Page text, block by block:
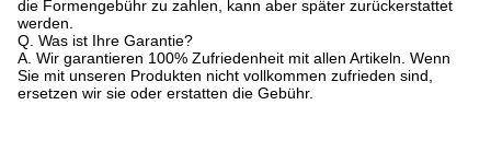
die Formengebühr zu zahlen, kann aber später zurückerstattet
werden.
Q. Was ist Ihre Garantie?
A. Wir garantieren 100% Zufriedenheit mit allen Artikeln. Wenn
Sie mit unseren Produkten nicht vollkommen zufrieden sind,
ersetzen wir sie oder erstatten die Gebühr.